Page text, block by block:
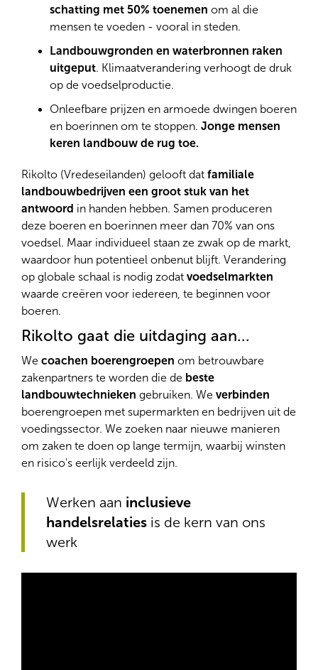
schatting met 50% toenemen om al die
mensen te voeden - vooral in steden.
Landbouwgronden en waterbronnen raken
uitgeput. Klimaatverandering verhoogt de druk
op de voedselproductie.
Onleefbare prijzen en armoede dwingen boeren
en boerinnen om te stoppen. Jonge mensen
keren landbouw de rug toe.
Rikolto (Vredeseilanden) gelooft dat familiale
landbouwbedrijven een groot stuk van het
antwoord in handen hebben. Samen produceren
deze boeren en boerinnen meer dan 70% van ons
voedsel. Maar individueel staan ze zwak op de markt,
waardoor hun potentieel onbenut blijft. Verandering
op globale schaal is nodig zodat voedselmarkten
waarde creëren voor iedereen, te beginnen voor
boeren.
Rikolto gaat die uitdaging aan...
We coachen boerengroepen om betrouwbare
zakenpartners te worden die de beste
landbouwtechnieken gebruiken. We verbinden
boerengroepen met supermarkten en bedrijven uit de
voedingssector. We zoeken naar nieuwe manieren
om zaken te doen op lange termijn, waarbij winsten
en risico's eerlijk verdeeld zijn.
Werken aan inclusieve
handelsrelaties is de kern van ons
werk